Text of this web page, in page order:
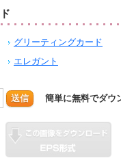
グリーティングカード
エレガント
送信 簡単に無料でダウ